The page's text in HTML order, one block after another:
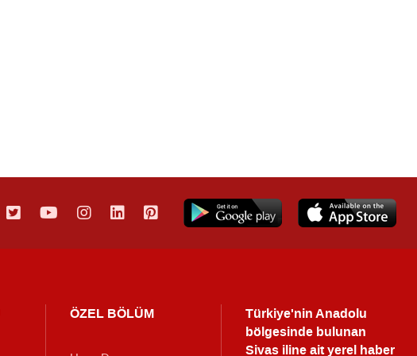
ÖZEL BÖLÜM
Türkiye'nin Anadolu
bölgesinde bulunan
Sivas iline ait yerel haber